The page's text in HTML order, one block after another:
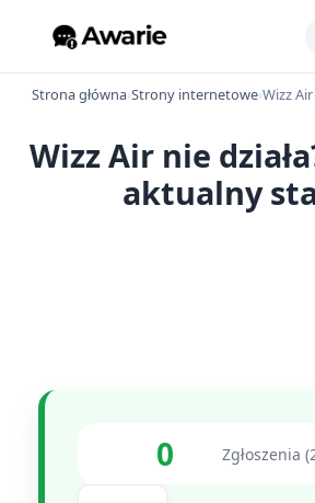
Strona główna›Strony internetowe›Wizz Air
Wizz Air nie
aktualny
0 Zgłoszenia